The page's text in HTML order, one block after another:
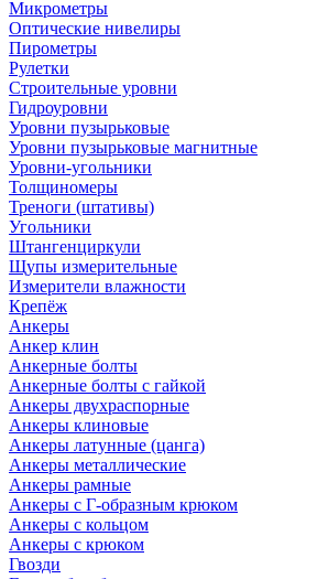
Микрометры
Оптические нивелиры
Пирометры
Рулетки
Строительные уровни
Гидроуровни
Уровни пузырьковые
Уровни пузырьковые магнитные
Уровни-угольники
Толщиномеры
Треноги (штативы)
Угольники
Штангенциркули
Щупы измерительные
Измерители влажности
Крепёж
Анкеры
Анкер клин
Анкерные болты
Анкерные болты с гайкой
Анкеры двухраспорные
Анкеры клиновые
Анкеры латунные (цанга)
Анкеры металлические
Анкеры рамные
Анкеры с Г-образным крюком
Анкеры с кольцом
Анкеры с крюком
Гвозди